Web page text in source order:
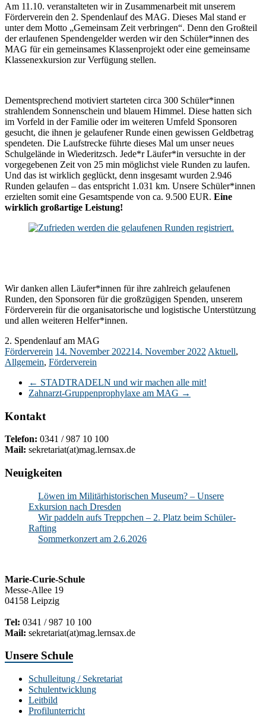
Am 11.10. veranstalteten wir in Zusammenarbeit mit unserem
Förderverein den 2. Spendenlauf des MAG. Dieses Mal stand er
unter dem Motto „Gemeinsam Zeit verbringen“. Denn den Großteil
der erlaufenen Spendengelder werden wir den Schüler*innen des
MAG für ein gemeinsames Klassenprojekt oder eine gemeinsame
Klassenexkursion zur Verfügung stellen.
Dementsprechend motiviert starteten circa 300 Schüler*innen
strahlendem Sonnenschein und blauem Himmel. Diese hatten sich
im Vorfeld in der Familie oder im weiteren Umfeld Sponsoren
gesucht, die ihnen je gelaufener Runde einen gewissen Geldbetrag
spendeten. Die Laufstrecke führte dieses Mal um unser neues
Schulgelände in Wiederitzsch. Jede*r Läufer*in versuchte in der
vorgegebenen Zeit von 25 min möglichst viele Runden zu laufen.
Und das ist wirklich geglückt, denn insgesamt wurden 2.946
Runden gelaufen – das entspricht 1.031 km. Unsere Schüler*innen
erzielten somit eine Gesamtspende von ca. 9.500 EUR. Eine
wirklich großartige Leistung!
Wir danken allen Läufer*innen für ihre zahlreich gelaufenen
Runden, den Sponsoren für die großzügigen Spenden, unserem
Förderverein für die organisatorische und logistische Unterstützung
und allen weiteren Helfer*innen.
2. Spendenlauf am MAG
Förderverein 14. November 202214. November 2022 Aktuell,
Allgemein, Förderverein
← STADTRADELN und wir machen alle mit!
Zahnarzt-Gruppenprophylaxe am MAG →
Kontakt
Telefon: 0341 / 987 10 100
Mail: sekretariat(at)mag.lernsax.de
Neuigkeiten
Löwen im Militärhistorischen Museum? – Unsere
Exkursion nach Dresden
Wir paddeln aufs Treppchen – 2. Platz beim Schüler-
Rafting
Sommerkonzert am 2.6.2026
Marie-Curie-Schule
Messe-Allee 19
04158 Leipzig
Tel: 0341 / 987 10 100
Mail: sekretariat(at)mag.lernsax.de
Unsere Schule
Schulleitung / Sekretariat
Schulentwicklung
Leitbild
Profilunterricht